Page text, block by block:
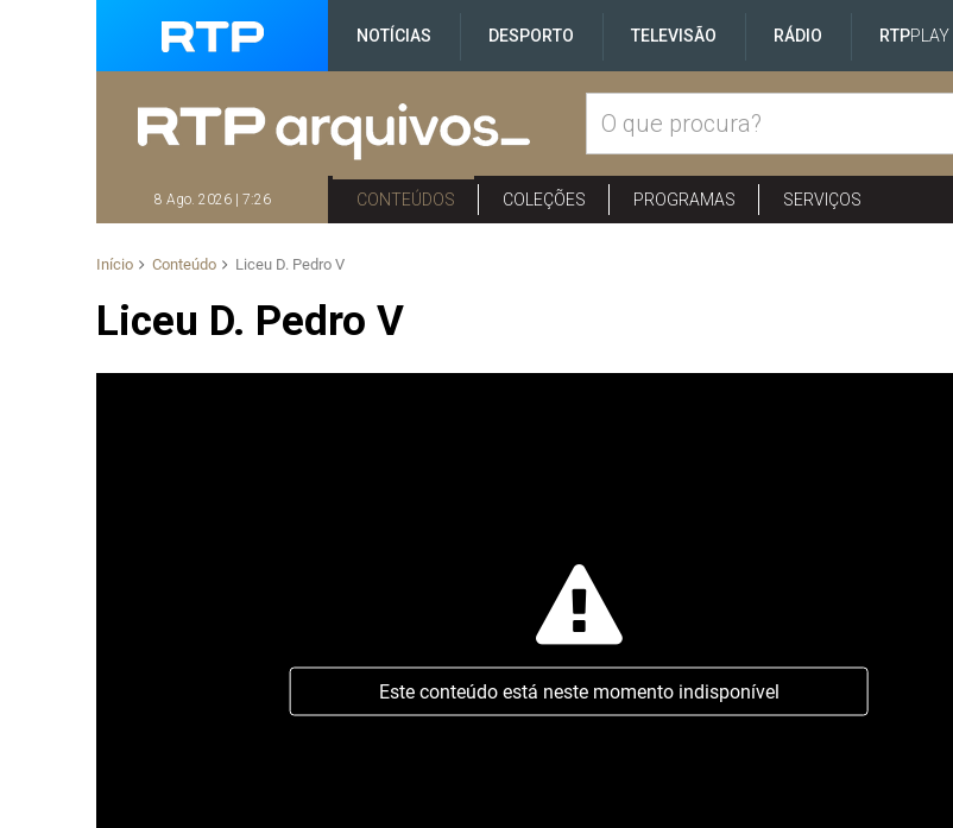
NOTÍCIAS DESPORTO TELEVISÃO RÁDIO RTPPLAY
8 Ago. 2026 | 7:26 CONTEÚDOS COLEÇÕES PROGRAMAS SERVIÇOS
Início Conteúdo Liceu D. Pedro V
Liceu D. Pedro V
Este conteúdo está neste momento indisponível